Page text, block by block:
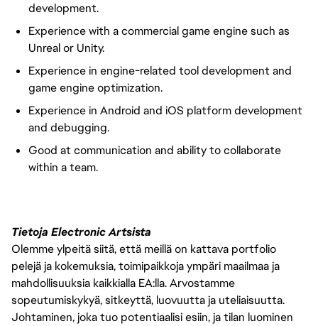
development.
Experience with a commercial game engine such as
Unreal or Unity.
Experience in engine-related tool development and
game engine optimization.
Experience in Android and iOS platform development
and debugging.
Good at communication and ability to collaborate
within a team.
Tietoja Electronic Artsista
Olemme ylpeitä siitä, että meillä on kattava portfolio
pelejä ja kokemuksia, toimipaikkoja ympäri maailmaa ja
mahdollisuuksia kaikkialla EA:lla. Arvostamme
sopeutumiskykyä, sitkeyttä, luovuutta ja uteliaisuutta.
Johtaminen, joka tuo potentiaalisi esiin, ja tilan luominen